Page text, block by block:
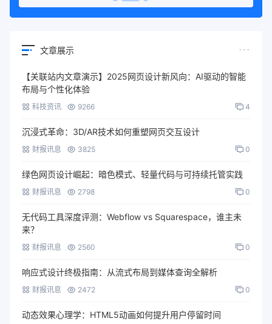
文章展示
【关联站内文章演示】2025网页设计新风向：AI驱动的智能
布局与个性化体验
科技资讯 9266 4
沉浸式革命：3D/AR技术如何重塑网页交互设计
财报讯息 3825 0
绿色网页设计崛起：暗色模式、轻量代码与可持续托管实践
财报讯息 2798 0
无代码工具深度评测：Webflow vs Squarespace，谁主未
来？
财报讯息 2560 0
响应式设计终极指南：从流式布局到媒体查询全解析
财报讯息 2472 0
动态效果心理学：HTML5动画如何提升用户停留时间